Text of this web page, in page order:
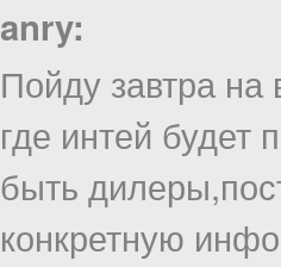
anry:
Пойду завтра
где интей будет
быть
конкретную